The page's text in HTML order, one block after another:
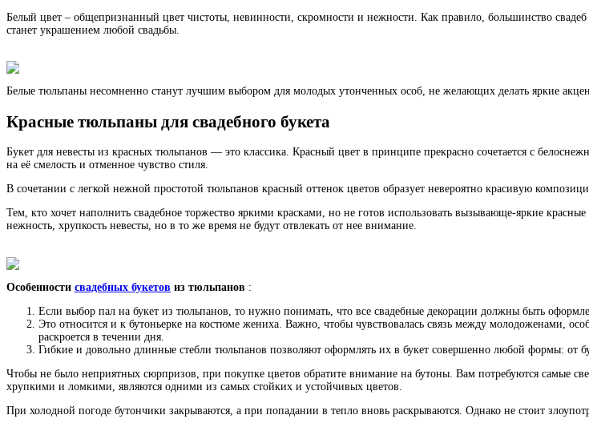
Белый цвет – общепризнанный цвет чистоты, невинности, скромности и нежности. Как правило, большинство
станет украшением любой свадьбы.
Белые тюльпаны несомненно станут лучшим выбором для молодых утонченных особ, не желающих делать яркие
Красные тюльпаны для свадебного букета
Букет для невесты из красных тюльпанов — это классика. Красный цвет в принципе прекрасно сочетается с
на её смелость и отменное чувство стиля.
В сочетании с легкой нежной простотой тюльпанов красный оттенок цветов образует невероятно красивую
Тем, кто хочет наполнить свадебное торжество яркими красками, но не готов использовать вызывающе-яркие
нежность, хрупкость невесты, но в то же время не будут отвлекать от нее внимание.
Особенности свадебных букетов из тюльпанов :
Если выбор пал на букет из тюльпанов, то нужно понимать, что все свадебные декорации должны быть
Это относится и к бутоньерке на костюме жениха. Важно, чтобы чувствовалась связь между молодоженами,
раскроется в течении дня.
Гибкие и довольно длинные стебли тюльпанов позволяют оформлять их в букет совершенно любой формы: от
Чтобы не было неприятных сюрпризов, при покупке цветов обратите внимание на бутоны. Вам потребуются самые
хрупкими и ломкими, являются одними из самых стойких и устойчивых цветов.
При холодной погоде бутончики закрываются, а при попадании в тепло вновь раскрываются. Однако не стоит